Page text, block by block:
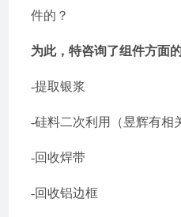
件的？
为此，特咨询了组件方面
-提取银浆
-硅料二次利用（昱辉有相
-回收焊带
-回收铝边框